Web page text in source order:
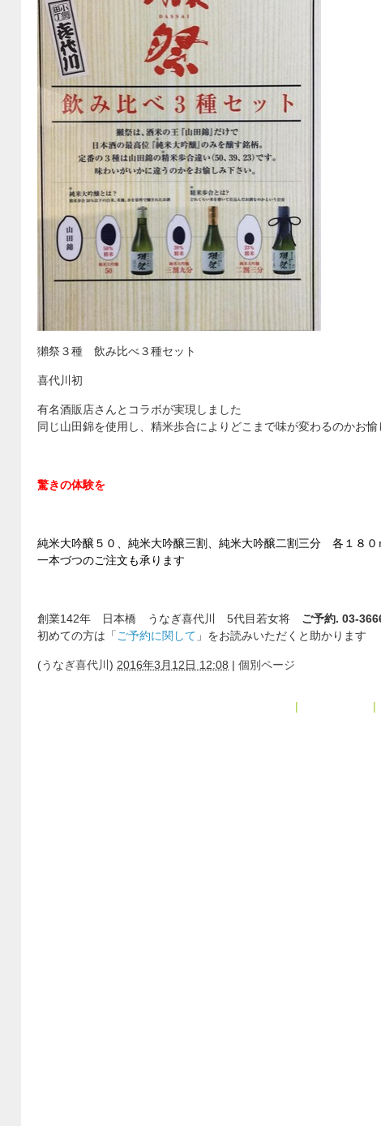
獺祭３種 飲み比べ３種セット
喜代川初
有名酒販店さんとコラボが実現しました
同じ山田錦を使用し、精米歩合によりどこまで味が変わるのかお
驚きの体験を
純米大吟醸５０、純米大吟醸三割、純米大吟醸二割三分 各１８０
一本づつのご注文も承ります
創業142年 日本橋 うなぎ喜代川 5代目若女将 ご予約. 03-
初めての方は「 ご予約に関して 」をお読みいただくと助かります
(うなぎ喜代川 ) 2016年3月12日 12:08 | 個別ページ
| |